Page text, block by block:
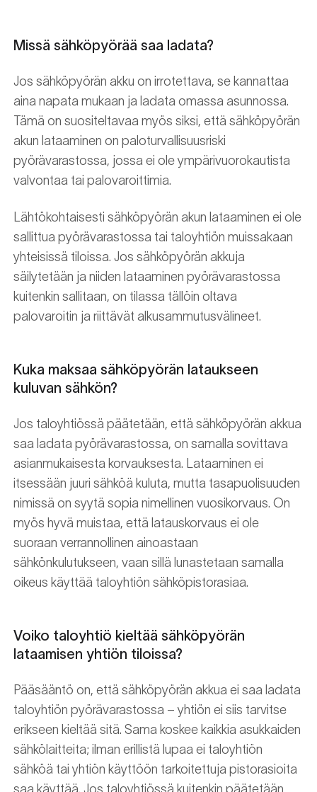
Missä sähköpyörää saa ladata?
Jos sähköpyörän akku on irrotettava, se kannattaa
aina napata mukaan ja ladata omassa asunnossa.
Tämä on suositeltavaa myös siksi, että sähköpyörän
akun lataaminen on paloturvallisuusriski
pyörävarastossa, jossa ei ole ympärivuorokautista
valvontaa tai palovaroittimia.
Lähtökohtaisesti sähköpyörän akun lataaminen ei ole
sallittua pyörävarastossa tai taloyhtiön muissakaan
yhteisissä tiloissa. Jos sähköpyörän akkuja
säilytetään ja niiden lataaminen pyörävarastossa
kuitenkin sallitaan, on tilassa tällöin oltava
palovaroitin ja riittävät alkusammutusvälineet.
Kuka maksaa sähköpyörän lataukseen
kuluvan sähkön?
Jos taloyhtiössä päätetään, että sähköpyörän akkua
saa ladata pyörävarastossa, on samalla sovittava
asianmukaisesta korvauksesta. Lataaminen ei
itsessään juuri sähköä kuluta, mutta tasapuolisuuden
nimissä on syytä sopia nimellinen vuosikorvaus. On
myös hyvä muistaa, että latauskorvaus ei ole
suoraan verrannollinen ainoastaan
sähkönkulutukseen, vaan sillä lunastetaan samalla
oikeus käyttää taloyhtiön sähköpistorasiaa.
Voiko taloyhtiö kieltää sähköpyörän
lataamisen yhtiön tiloissa?
Pääsääntö on, että sähköpyörän akkua ei saa ladata
taloyhtiön pyörävarastossa – yhtiön ei siis tarvitse
erikseen kieltää sitä. Sama koskee kaikkia asukkaiden
sähkölaitteita; ilman erillistä lupaa ei taloyhtiön
sähköä tai yhtiön käyttöön tarkoitettuja pistorasioita
saa käyttää. Jos taloyhtiössä kuitenkin päätetään,